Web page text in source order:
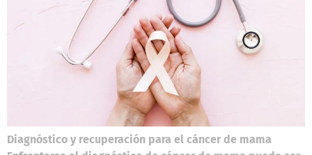
Diagnóstico y recuperación para el cáncer de mama